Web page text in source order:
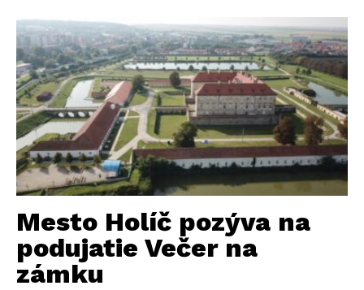
Mesto Holíč pozýva na
podujatie Večer na
zámku